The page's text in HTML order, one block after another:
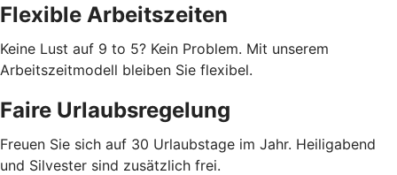
Flexible Arbeitszeiten
Keine Lust auf 9 to 5? Kein Problem. Mit unserem
Arbeitszeitmodell bleiben Sie flexibel.
Faire Urlaubsregelung
Freuen Sie sich auf 30 Urlaubstage im Jahr. Heiligabend
und Silvester sind zusätzlich frei.